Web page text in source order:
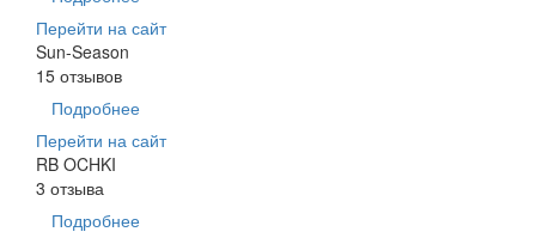
Перейти на сайт
Sun-Season
15 отзывов
Подробнее
Перейти на сайт
RB OCHKI
3 отзыва
Подробнее